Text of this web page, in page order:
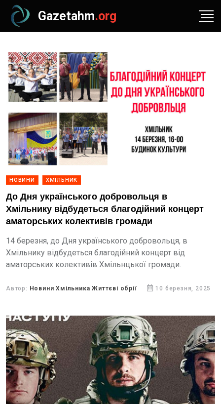
Gazetahm.org
НОВИНИ ХМІЛЬНИК
До Дня українського добровольця в
Хмільнику відбудеться благодійний концерт
аматорських колективів громади
14 березня, до Дня українського добровольця, в
Хмільнику відбудеться благодійний концерт від
аматорських колективів Хмільнцької громади.
Автор: Новини Хмільника Життєві обрії 10 березня, 2025